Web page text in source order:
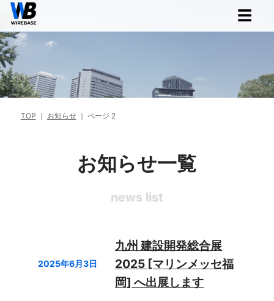
☰
TOP ｜ お知らせ｜ ページ 2
お知らせ一覧
news list
2025年6月3日
九州 建設開発総合展
2025 [マリンメッセ福
岡] へ出展します